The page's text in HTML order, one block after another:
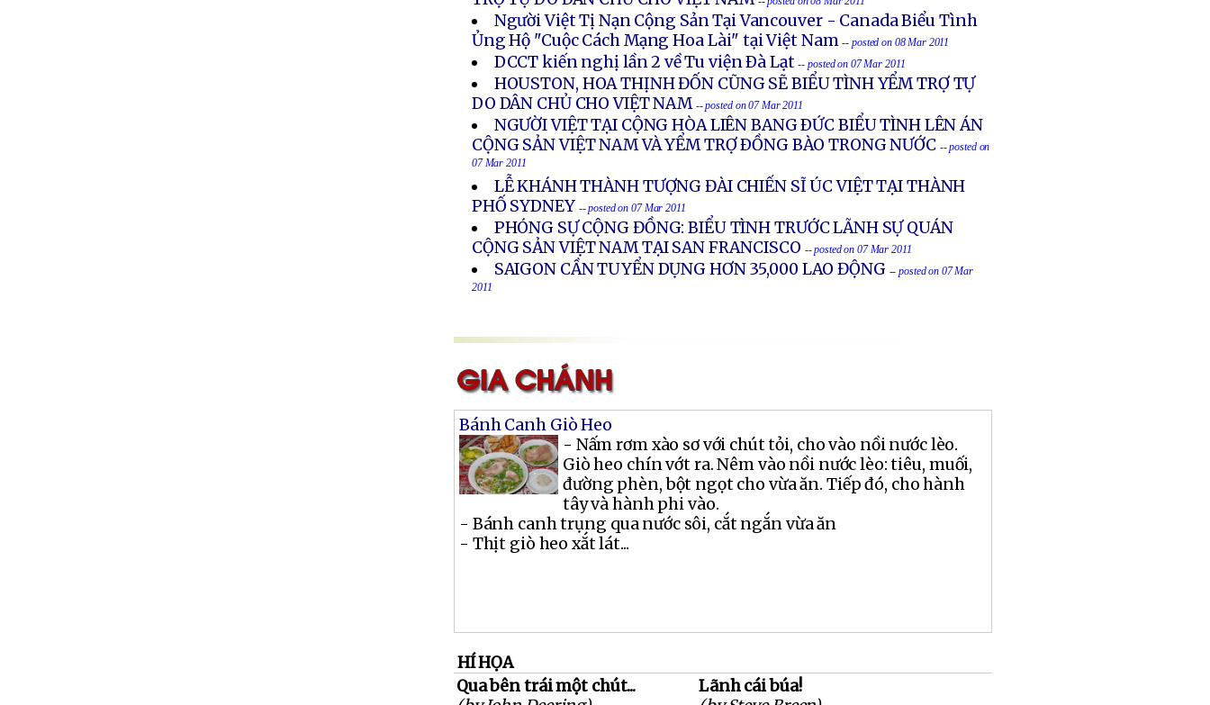
Người Việt Tị Nạn Cộng Sản Tại Vancouver - Canada Biểu Tình
Ủng Hộ "Cuộc Cách Mạng Hoa Lài" tại Việt Nam -- posted on 08 Mar 2011
DCCT kiến nghị lần 2 về Tu viện Ðà Lạt-- posted on 07 Mar 2011
HOUSTON, HOA THỊNH ĐỐN CŨNG SẼ BIỂU TÌNH YỂM TRỢ TỰ
DO DÂN CHỦ CHO VIỆT NAM -- posted on 07 Mar 2011
NGƯỜI VIỆT TẠI CỘNG HÒA LIÊN BANG ÐỨC BIỂU TÌNH LÊN ÁN
CỘNG SẢN VIỆT NAM VÀ YỂM TRỢ ÐỒNG BÀO TRONG NƯỚC -- posted on
07 Mar 2011
LỄ KHÁNH THÀNH TƯỢNG ĐÀI CHIẾN SĨ ÚC VIỆT TẠI THÀNH
PHỐ SYDNEY -- posted on 07 Mar 2011
PHÓNG SỰ CỘNG ĐỒNG: BIỂU TÌNH TRƯỚC LÃNH SỰ QUÁN
CỘNG SẢN VIỆT NAM TẠI SAN FRANCISCO -- posted on 07 Mar 2011
SAIGON CẦN TUYỂN DỤNG HƠN 35,000 LAO ĐỘNG -- posted on 07 Mar
2011
Bánh Canh Giò Heo
- Nấm rơm xào sơ với chút tỏi, cho vào nồi nước lèo.
Giò heo chín vớt ra. Nêm vào nồi nước lèo: tiêu, muối,
đường phèn, bột ngọt cho vừa ăn. Tiếp đó, cho hành
tây và hành phi vào.
- Bánh canh trụng qua nước sôi, cắt ngắn vừa ăn
- Thịt giò heo xắt lát...
HÍ HỌA
Qua bên trái một chút...
Lãnh cái búa!